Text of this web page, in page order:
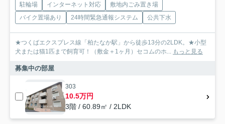
駐輪場 インターネット対応
敷地内ごみ置き場
バイク置場あり
24時間緊急通報システム 公共下水
★つくばエクスプレス線「柏たなか駅」から徒歩13分の2LDK。★小型
犬または猫1匹まで飼育可！（敷金＋1ヶ月）セコムのホ...
もっと見る
募集中の部屋
303
10.5万円
3階 / 60.89㎡ / 2LDK